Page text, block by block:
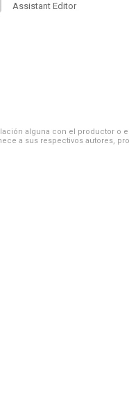
Assistant Editor
alguna con el productor o
a sus respectivos autores,